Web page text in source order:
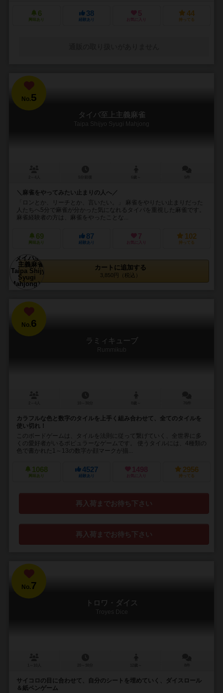
6
興味あり
38
経験あり
5
お気に入り
44
持ってる
No.5
タイパ至上主義麻雀
Taipa Shijyo Syugi Mahjong
＼麻雀をやってみたい止まりの人へ／
「ロンとか、リーチとか、言いたい。」 麻雀をやりたい止まりだった
人たちへ5分で麻雀が分かった気になれるタイパを重視した麻雀です。
麻雀経験者の方は、麻雀をやったことな...
69
興味あり
87
経験あり
7
お気に入り
102
持ってる
カートに追加する
3,850円（税込）
No.6
ラミィキューブ
Rummikub
カラフルな色と数字のタイルを上手く組み合わせて、全てのタイルを
使い切れ！
このボードゲームは、タイルを法則に従って繋げていく、全世界に多
くの愛好者がいるポピュラーなゲームです。 使うタイルには、4種類の
色で書かれた1～13の数字か顔マークが描...
1068
興味あり
4527
経験あり
1498
お気に入り
2956
持ってる
再入荷までお待ち下さい
再入荷までお待ち下さい
No.7
トロワ・ダイス
Troyes Dice
サイコロの目に合わせて、自分のシートを埋めていく、ダイスロール
＆紙ペンゲーム